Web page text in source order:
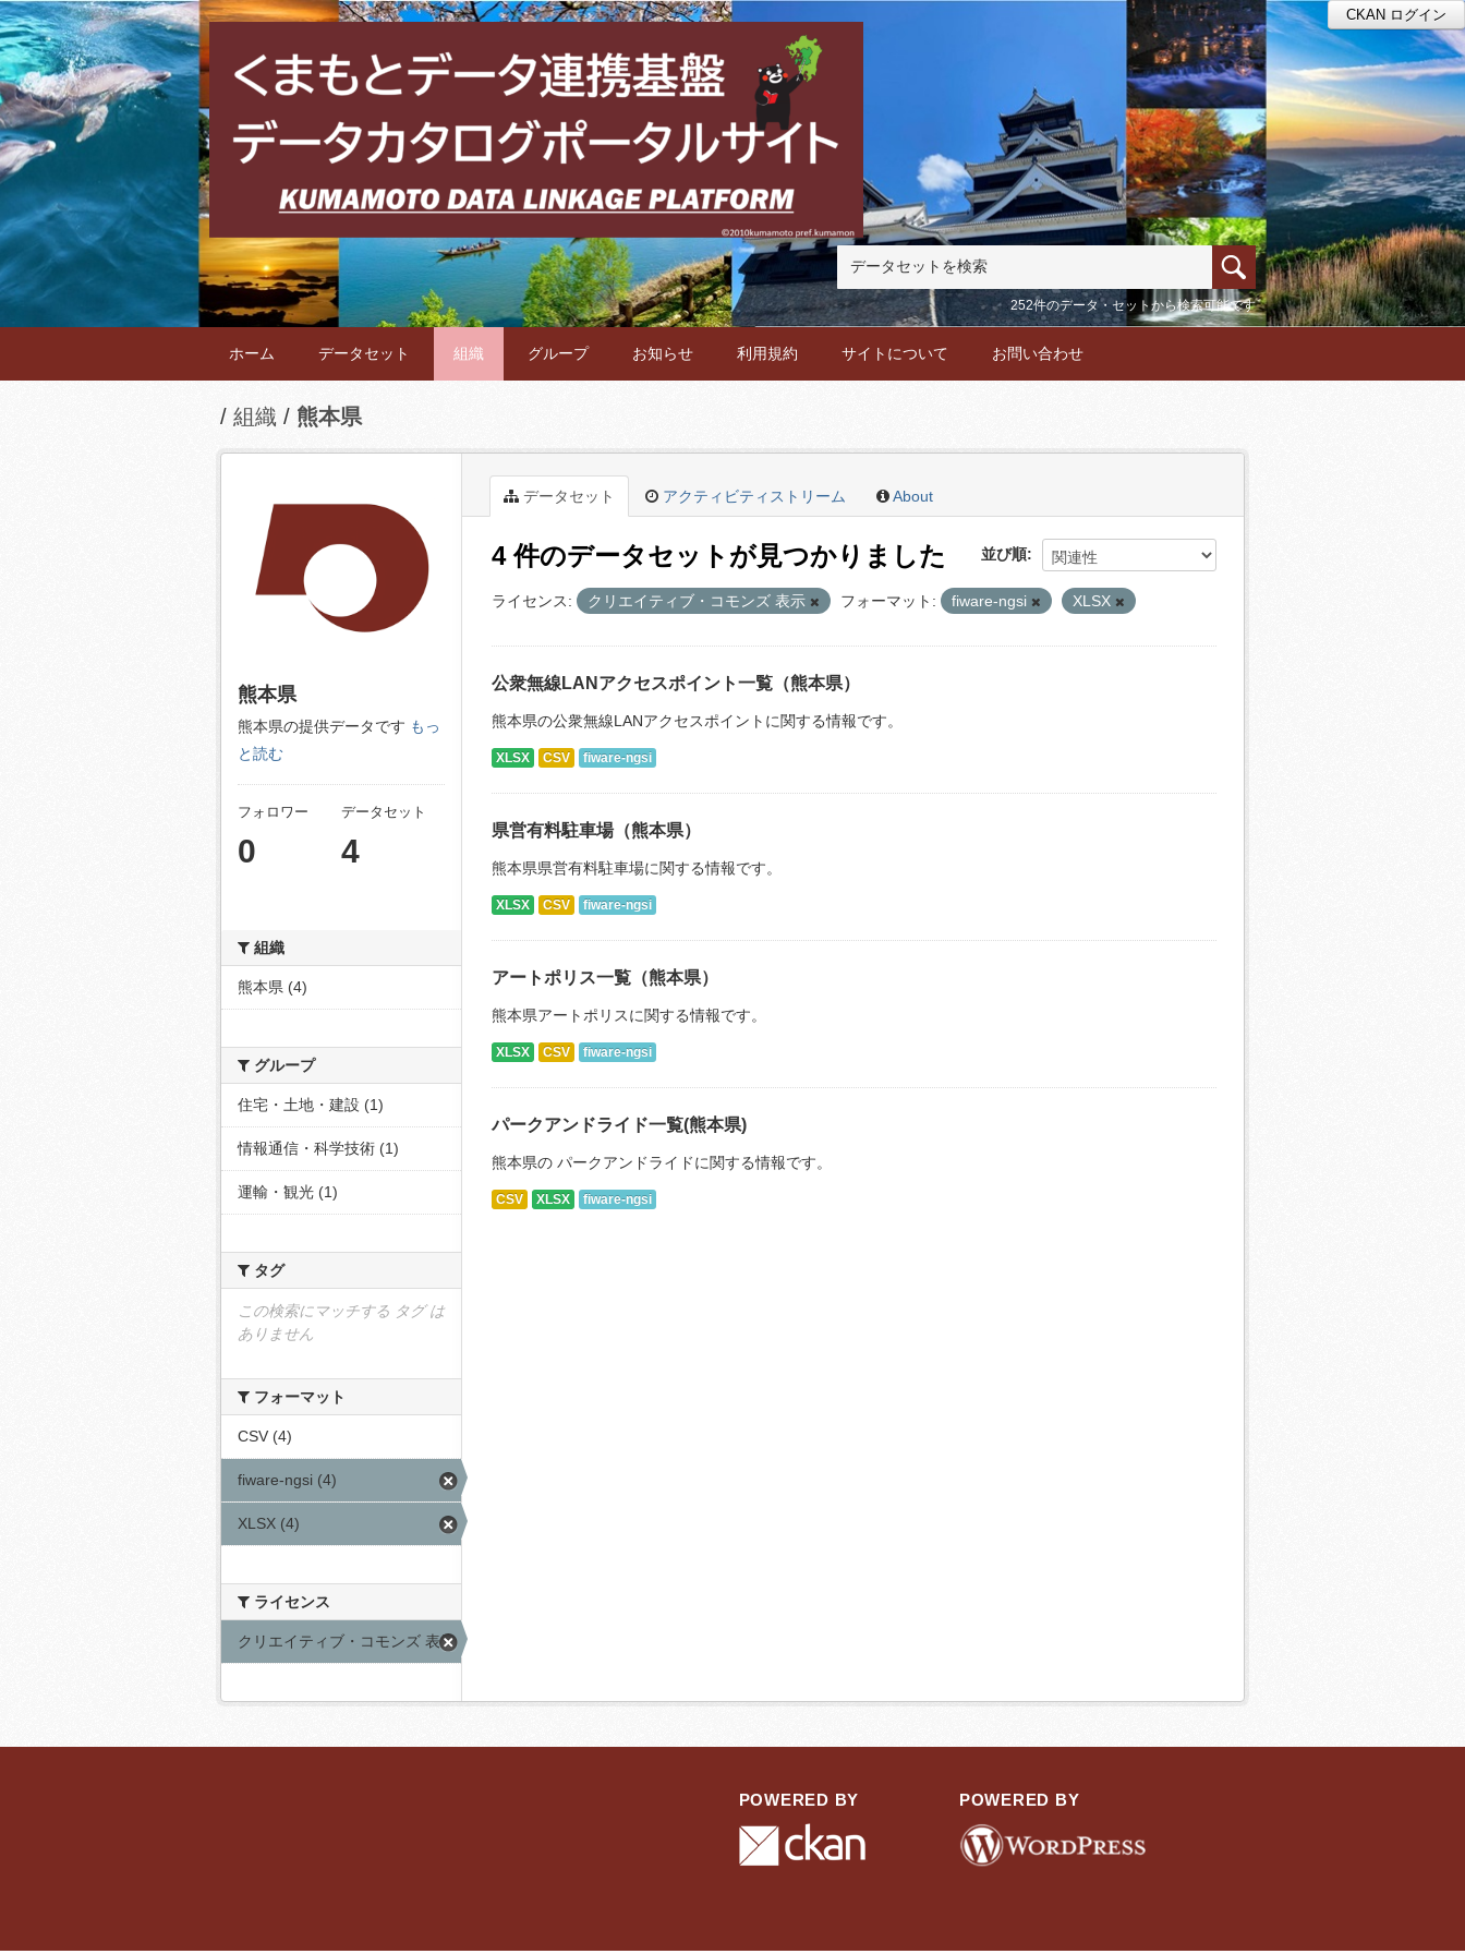
CKAN ログイン
252件のデータ・セットから検索可能です
ホーム データセット 組織 グループ お知らせ 利用規約 サイトについて お問い合わせ
組織 熊本県
データセット アクティビティストリーム About
並び順
4 件のデータセットが見つかりました
ライセンス: クリエイティブ・コモンズ 表示 フォーマット: fiware-ngsi XLSX
公衆無線LANアクセスポイント一覧（熊本県）
熊本県の公衆無線LANアクセスポイントに関する情報です。
XLSX CSV fiware-ngsi
県営有料駐車場（熊本県）
熊本県県営有料駐車場に関する情報です。
XLSX CSV fiware-ngsi
アートポリス一覧（熊本県）
熊本県アートポリスに関する情報です。
XLSX CSV fiware-ngsi
パークアンドライド一覧(熊本県)
熊本県の パークアンドライドに関する情報です。
CSV XLSX fiware-ngsi
熊本県
熊本県の提供データです もっ
と読む
フォロワー
0
データセット
4
組織
熊本県 (4)
グループ
住宅・土地・建設 (1)
情報通信・科学技術 (1)
運輸・観光 (1)
タグ
この検索にマッチする タグ は
ありません
フォーマット
CSV (4)
fiware-ngsi (4)
XLSX (4)
ライセンス
クリエイティブ・コモンズ 表示 (4)
POWERED BY POWERED BY